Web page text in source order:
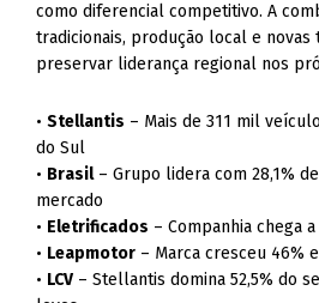
como diferencial competitivo. A
tradicionais, produção local e novas
preservar liderança regional nos
•Stellantis – Mais de 311 mil
do Sul
• Brasil– Grupo lidera com 28,1%
mercado
• Eletrificados – Companhia chega
• Leapmotor – Marca cresceu 46%
• LCV – Stellantis domina 52,5% do